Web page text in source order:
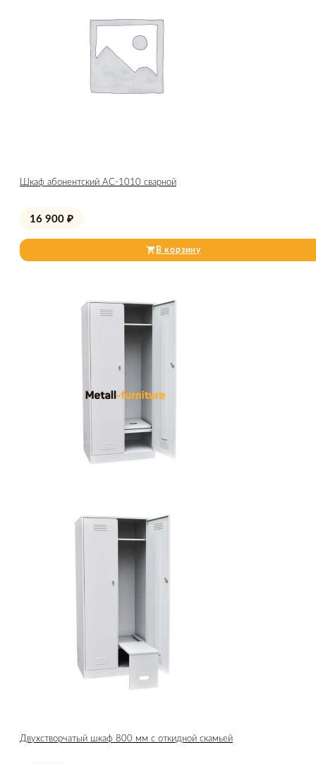
Шкаф абонентский АС-1010 сварной
16 900 ₽
В корзину
Двухстворчатый шкаф 800 мм с откидной скамьей